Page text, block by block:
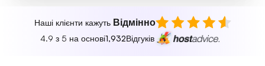
Наші клієнти кажуть Відмінно
4.9 з 5 на основі1,932Відгуків